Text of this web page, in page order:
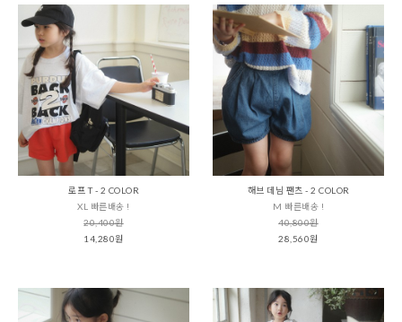
로프 T - 2 COLOR
XL 빠른배송 !
20,400원
14,280원
해브 데님 팬츠 - 2 COLOR
M 빠른배송 !
40,800원
28,560원